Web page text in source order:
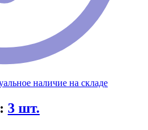
наличие на складе
3 шт.